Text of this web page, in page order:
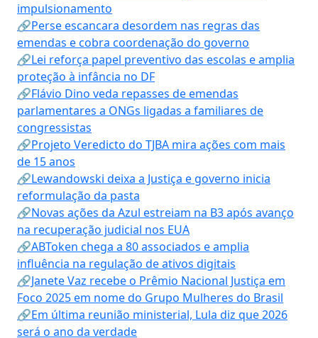
impulsionamento
🔗Perse escancara desordem nas regras das
emendas e cobra coordenação do governo
🔗Lei reforça papel preventivo das escolas e amplia
proteção à infância no DF
🔗Flávio Dino veda repasses de emendas
parlamentares a ONGs ligadas a familiares de
congressistas
🔗Projeto Veredicto do TJBA mira ações com mais
de 15 anos
🔗Lewandowski deixa a Justiça e governo inicia
reformulação da pasta
🔗Novas ações da Azul estreiam na B3 após avanço
na recuperação judicial nos EUA
🔗ABToken chega a 80 associados e amplia
influência na regulação de ativos digitais
🔗Janete Vaz recebe o Prêmio Nacional Justiça em
Foco 2025 em nome do Grupo Mulheres do Brasil
🔗Em última reunião ministerial, Lula diz que 2026
será o ano da verdade